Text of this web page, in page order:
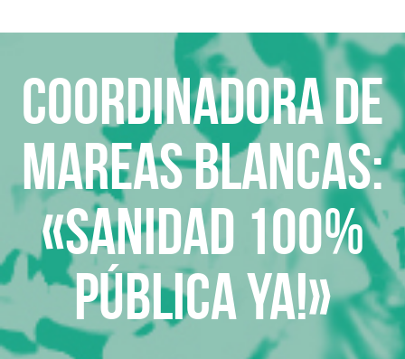
Coordinadora de
Mareas Blancas:
«Sanidad 100%
pública ya!»